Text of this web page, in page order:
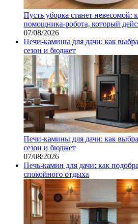
Пусть уборка станет невесомой:
помощника‑робота, который
07/08/2026
Печи-камины для дачи: как
сезон и бюджет
Печи-камины для дачи: как
сезон и бюджет
07/08/2026
Печь-камин для дачи: как
спокойного отдыха